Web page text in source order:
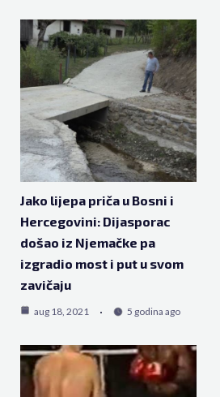
Jako lijepa priča u Bosni i
Hercegovini: Dijasporac
došao iz Njemačke pa
izgradio most i put u svom
zavičaju
aug 18, 2021 5 godina ago